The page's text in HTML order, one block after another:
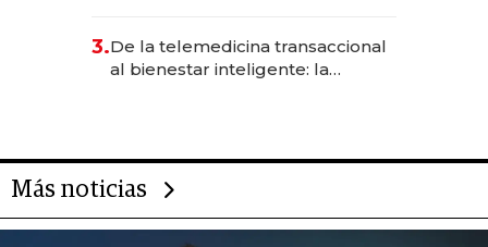
las marcas "fast premium"
3.De la telemedicina transaccional
al bienestar inteligente: la
Más noticias